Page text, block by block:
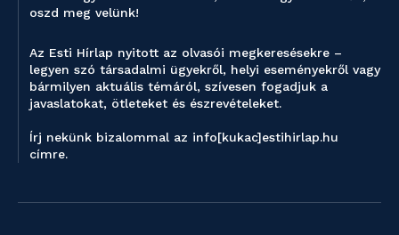
oszd meg velünk!
Az Esti Hírlap nyitott az olvasói megkeresésekre –
legyen szó társadalmi ügyekről, helyi eseményekről vagy
bármilyen aktuális témáról, szívesen fogadjuk a
javaslatokat, ötleteket és észrevételeket.
Írj nekünk bizalommal az info[kukac]estihirlap.hu
címre.